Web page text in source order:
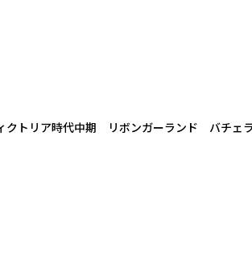
クトリア時代中期 リボンガーランド バチェ